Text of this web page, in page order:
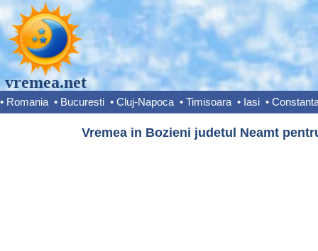
vremea.net
• Romania • Bucuresti • Cluj-Napoca • Timisoara • Iasi •
Vremea in Bozieni judetul Neamt